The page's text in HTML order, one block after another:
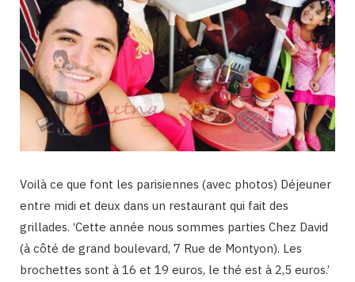
Voilà ce que font les parisiennes (avec photos) Déjeuner
entre midi et deux dans un restaurant qui fait des
grillades. ‘Cette année nous sommes parties Chez David
(à côté de grand boulevard, 7 Rue de Montyon). Les
brochettes sont à 16 et 19 euros, le thé est à 2,5 euros.’